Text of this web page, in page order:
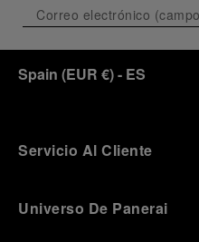
Spain (EUR €)- ES
Servicio Al Cliente
Universo De Panerai